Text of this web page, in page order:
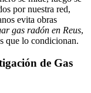
por nuestra red,
evita obras
gas radón en Reus,
que lo condicionan.
de Gas